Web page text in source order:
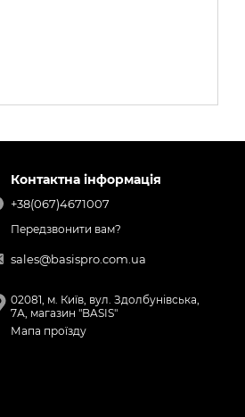
Контактна інформація
+38(067)4671007
Передзвонити вам?
sales@basispro.com.ua
02081, м. Київ, вул. Здолбунівська,
7А, магазин "BASIS"
Мапа проїзду